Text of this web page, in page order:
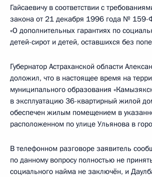
Гайсаевичу в соответствии с
закона от 21 декабря 1996 года №
«О дополнительных гарантиях по
детей-сирот и детей, оставшихся без
Губернатор Астраханской области
доложил, что в настоящее время на
муниципального образования
в эксплуатацию 36-квартирный жилой
обеспечен жилым помещением в
расположенном по улице Ульянова в
В телефонном разговоре заявитель
по данному вопросу полностью не
социального найма не заключён, и